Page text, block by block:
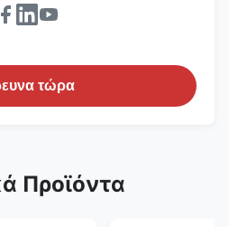
τώρα
Προϊόντα